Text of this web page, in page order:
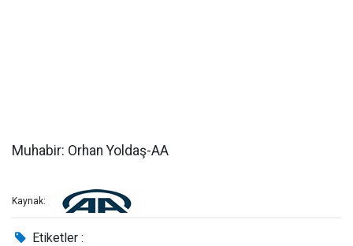
Muhabir: Orhan Yoldaş-AA
Kaynak:
Etiketler :